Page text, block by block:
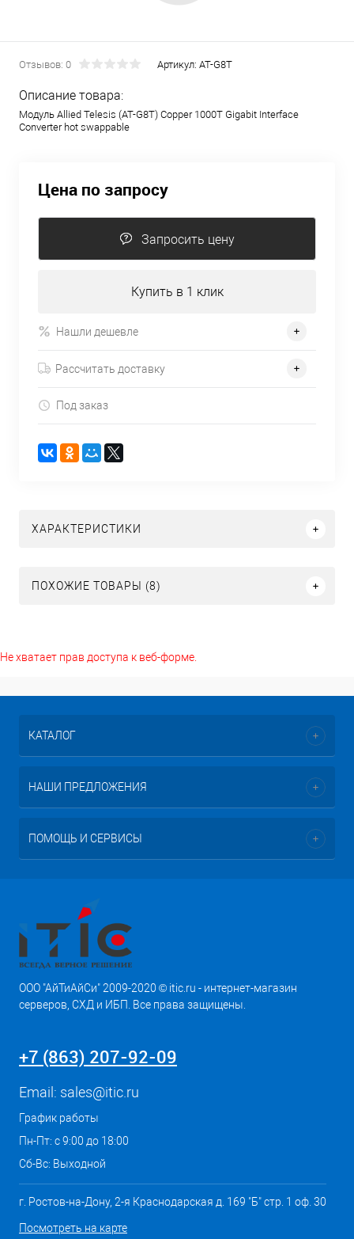
Отзывов: 0 Артикул: AT-G8T
Описание товара:
Модуль Allied Telesis (AT-G8T) Copper 1000T Gigabit Interface
Converter hot swappable
Цена по запросу
Запросить цену
Купить в 1 клик
Нашли дешевле
Рассчитать доставку
Под заказ
ХАРАКТЕРИСТИКИ
ПОХОЖИЕ ТОВАРЫ (8)
Не хватает прав доступа к веб-форме.
КАТАЛОГ
НАШИ ПРЕДЛОЖЕНИЯ
ПОМОЩЬ И СЕРВИСЫ
ООО "АйТиАйСи" 2009-2020 © itic.ru - интернет-магазин
серверов, СХД и ИБП. Все права защищены.
+7 (863) 207-92-09
Email: sales@itic.ru
График работы
Пн-Пт: с 9:00 до 18:00
Сб-Вс: Выходной
г. Ростов-на-Дону, 2-я Краснодарская д. 169 "Б" стр. 1 оф. 30
Посмотреть на карте